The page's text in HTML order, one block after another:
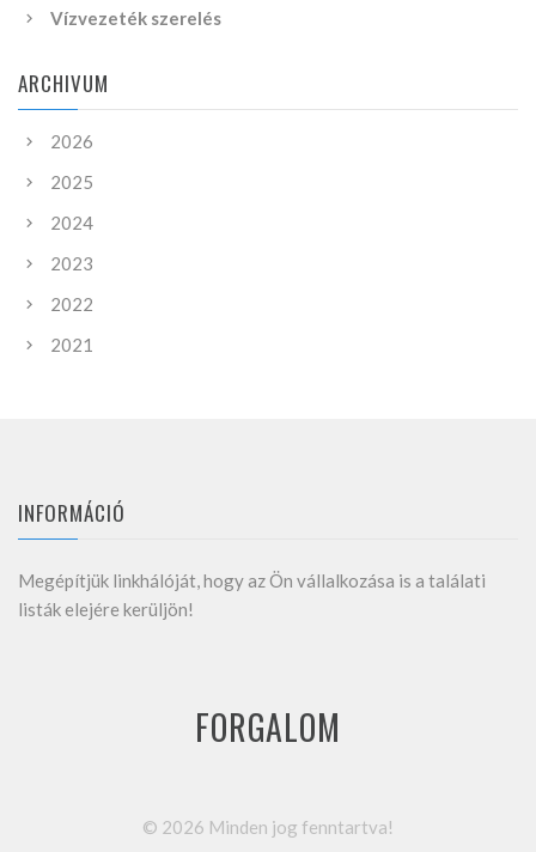
Vízvezeték szerelés
ARCHIVUM
2026
2025
2024
2023
2022
2021
INFORMÁCIÓ
Megépítjük linkhálóját, hogy az Ön vállalkozása is a találati
listák elejére kerüljön!
FORGALOM
© 2026 Minden jog fenntartva!